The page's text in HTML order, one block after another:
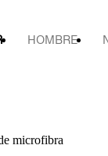
HOMBRE
microfibra